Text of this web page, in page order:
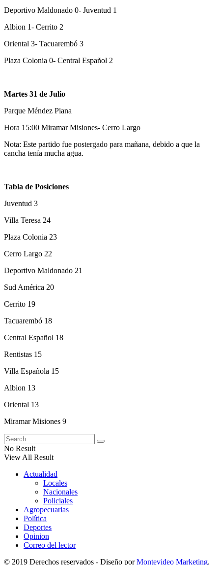
Deportivo Maldonado 0- Juventud 1
Albion 1- Cerrito 2
Oriental 3- Tacuarembó 3
Plaza Colonia 0- Central Español 2
Martes 31 de Julio
Parque Méndez Piana
Hora 15:00 Miramar Misiones- Cerro Largo
Nota: Este partido fue postergado para mañana, debido a que la
cancha tenía mucha agua.
Tabla de Posiciones
Juventud 3
Villa Teresa 24
Plaza Colonia 23
Cerro Largo 22
Deportivo Maldonado 21
Sud América 20
Cerrito 19
Tacuarembó 18
Central Español 18
Rentistas 15
Villa Española 15
Albion 13
Oriental 13
Miramar Misiones 9
No Result
View All Result
Actualidad
Locales
Nacionales
Policiales
Agropecuarias
Política
Deportes
Opinion
Correo del lector
© 2019 Derechos reservados - Diseño porMontevideo Marketing.